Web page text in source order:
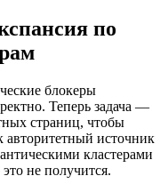
по
блокеры
Теперь задача —
страниц, чтобы
авторитетный источник
кластерами
не получится.